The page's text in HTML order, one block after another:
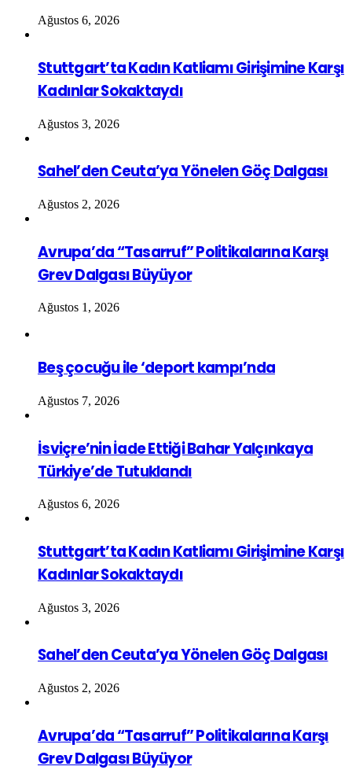
Ağustos 6, 2026
Stuttgart’ta Kadın Katliamı Girişimine Karşı
Kadınlar Sokaktaydı
Ağustos 3, 2026
Sahel’den Ceuta’ya Yönelen Göç Dalgası
Ağustos 2, 2026
Avrupa’da “Tasarruf” Politikalarına Karşı
Grev Dalgası Büyüyor
Ağustos 1, 2026
Beş çocuğu ile ‘deport kampı’nda
Ağustos 7, 2026
İsviçre’nin İade Ettiği Bahar Yalçınkaya
Türkiye’de Tutuklandı
Ağustos 6, 2026
Stuttgart’ta Kadın Katliamı Girişimine Karşı
Kadınlar Sokaktaydı
Ağustos 3, 2026
Sahel’den Ceuta’ya Yönelen Göç Dalgası
Ağustos 2, 2026
Avrupa’da “Tasarruf” Politikalarına Karşı
Grev Dalgası Büyüyor